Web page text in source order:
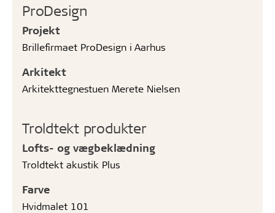
ProDesign
Projekt
Brillefirmaet ProDesign i Aarhus
Arkitekt
Arkitekttegnestuen Merete Nielsen
Troldtekt produkter
Lofts- og vægbeklædning
Troldtekt akustik Plus
Farve
Hvidmalet 101